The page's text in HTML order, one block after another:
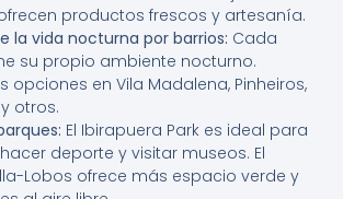
productos frescos y artesanía.
la vida nocturna por barrios: Cada
su propio ambiente nocturno.
opciones en Vila Madalena, Pinheiros,
otros.
El Ibirapuera Park es ideal para
deporte y visitar museos. El
Lobos ofrece más espacio verde y